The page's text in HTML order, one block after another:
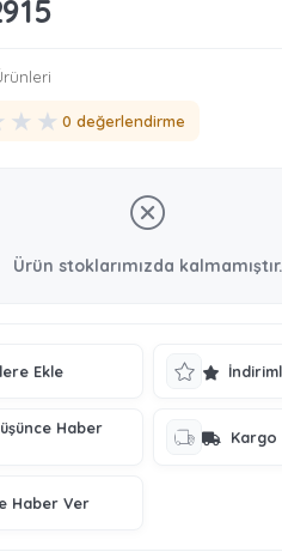
★ ★ 0 değerlendirme
Ürün stoklarımızda kalmamıştır.
Ekle
Haber Kargo
Haber Ver